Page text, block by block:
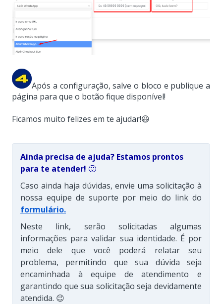
Após a configuração, salve o bloco e publique a
página para que o botão fique disponível!
Ficamos muito felizes em te ajudar!😃
Ainda precisa de ajuda? Estamos prontos
para te atender! 🙂
Caso ainda haja dúvidas, envie uma solicitação à
nossa equipe de suporte por meio do link do
formulário.
Neste link, serão solicitadas algumas
informações para validar sua identidade. É por
meio dele que você poderá relatar seu
problema, permitindo que sua dúvida seja
encaminhada à equipe de atendimento e
garantindo que sua solicitação seja devidamente
atendida. 😉